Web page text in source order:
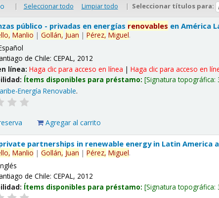
| Seleccionar todo Limpiar todo | Seleccionar títulos para:
público - privadas en energías renovables en América
Manlio |Gollán, Juan |Pérez, Miguel.
de Chile: CEPAL, 2012
línea:Haga clic para acceso en línea |Haga clic para acceso en
Ítems disponibles para préstamo: Signatura topográfica:
Energía Renovable.
Agregar al carrito
partnerships in renewable energy in Latin America
Manlio |Gollán, Juan |Pérez, Miguel.
de Chile: CEPAL, 2012
Ítems disponibles para préstamo: Signatura topográfica: